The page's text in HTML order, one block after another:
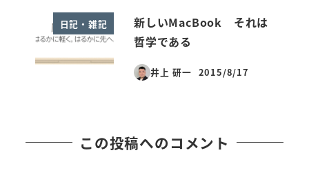
日記・雑記
新しいMacBook それは
哲学である
井上 研一
投稿日
2015/8/17
この投稿へのコメント